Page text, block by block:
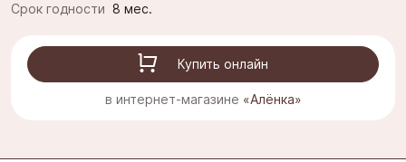
Срок годности 8 мес.
Купить онлайн
в интернет-магазине «Алёнка»